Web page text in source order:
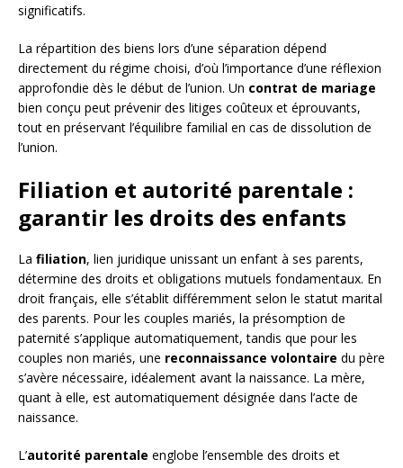
significatifs.
La répartition des biens lors d’une séparation dépend
directement du régime choisi, d’où l’importance d’une réflexion
approfondie dès le début de l’union. Un contrat de mariage
bien conçu peut prévenir des litiges coûteux et éprouvants,
tout en préservant l’équilibre familial en cas de dissolution de
l’union.
Filiation et autorité parentale :
garantir les droits des enfants
La filiation, lien juridique unissant un enfant à ses parents,
détermine des droits et obligations mutuels fondamentaux. En
droit français, elle s’établit différemment selon le statut marital
des parents. Pour les couples mariés, la présomption de
paternité s’applique automatiquement, tandis que pour les
couples non mariés, une reconnaissance volontaire du père
s’avère nécessaire, idéalement avant la naissance. La mère,
quant à elle, est automatiquement désignée dans l’acte de
naissance.
L’autorité parentale englobe l’ensemble des droits et